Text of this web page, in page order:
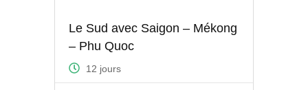
Le Sud avec Saigon – Mékong
– Phu Quoc
12 jours